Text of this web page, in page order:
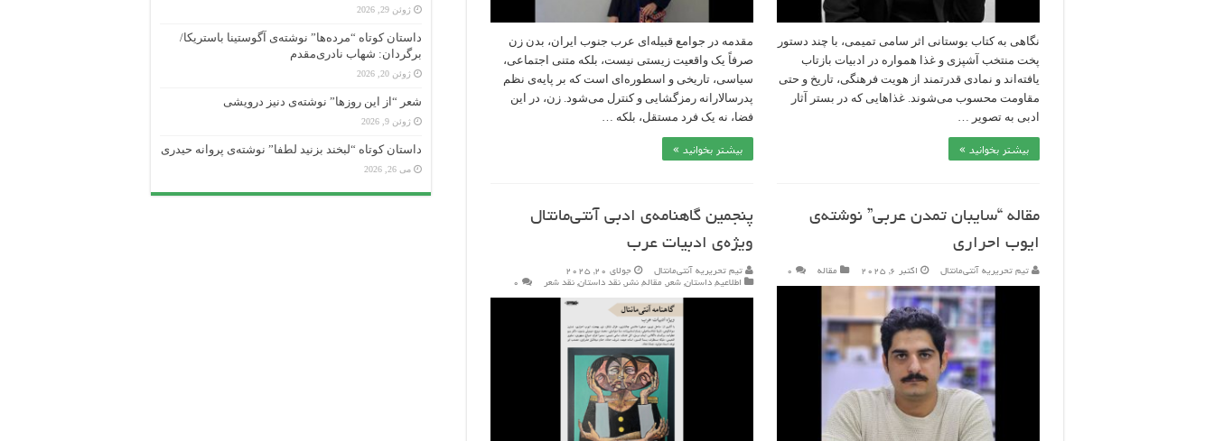
نگاهی به کتاب بوستانی اثر سامی تمیمی، با چند دستور
پخت منتخب آشپزی و غذا همواره در ادبیات بازتاب
یافته‌اند و نمادی قدرتمند از هویت فرهنگی، تاریخ و حتی
مقاومت محسوب می‌شوند. غذاهایی که در بستر آثار
ادبی به تصویر …
بیشتر بخوانید »
مقدمه در جوامع قبیله‌ای عرب جنوب ایران، بدن زن
صرفاً یک واقعیت زیستی نیست، بلکه متنی اجتماعی،
سیاسی، تاریخی و اسطوره‌ای است که بر پایه‌ی نظم
پدرسالارانه رمزگشایی و کنترل می‌شود. زن، در این
فضا، نه یک فرد مستقل، بلکه …
بیشتر بخوانید »
مقاله “سایبان تمدن عربی” نوشته‌ی
ایوب احراری
تیم تحریریه آنتی‌مانتال اکتبر 6, 2025 مقاله ۰
پنجمین گاهنامه‌ی ادبی آنتی‌مانتال
ویژه‌ی ادبیات عرب
تیم تحریریه آنتی‌مانتال
جولای 20, 2025
اطلاعیه,داستان,شعر, مقاله,نشر,نقد داستان,نقد شعر ۰
ژوئن 29, 2026
داستان کوتاه “مرده‌ها” نوشته‌ی آگوستینا باستریکا/
برگردان: شهاب نادری‌مقدم
ژوئن 20, 2026
شعر “از این روزها” نوشته‌ی دنیز درویشی
ژوئن 9, 2026
داستان کوتاه “لبخند بزنید لطفا” نوشته‌ی پروانه حیدری
می 26, 2026